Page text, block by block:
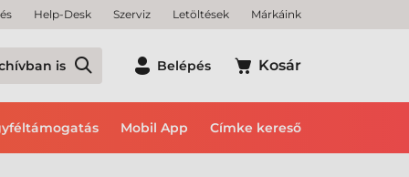
Help-Desk Szerviz Letöltések Márkáink
is Belépés Kosár
Mobil App Címke kereső